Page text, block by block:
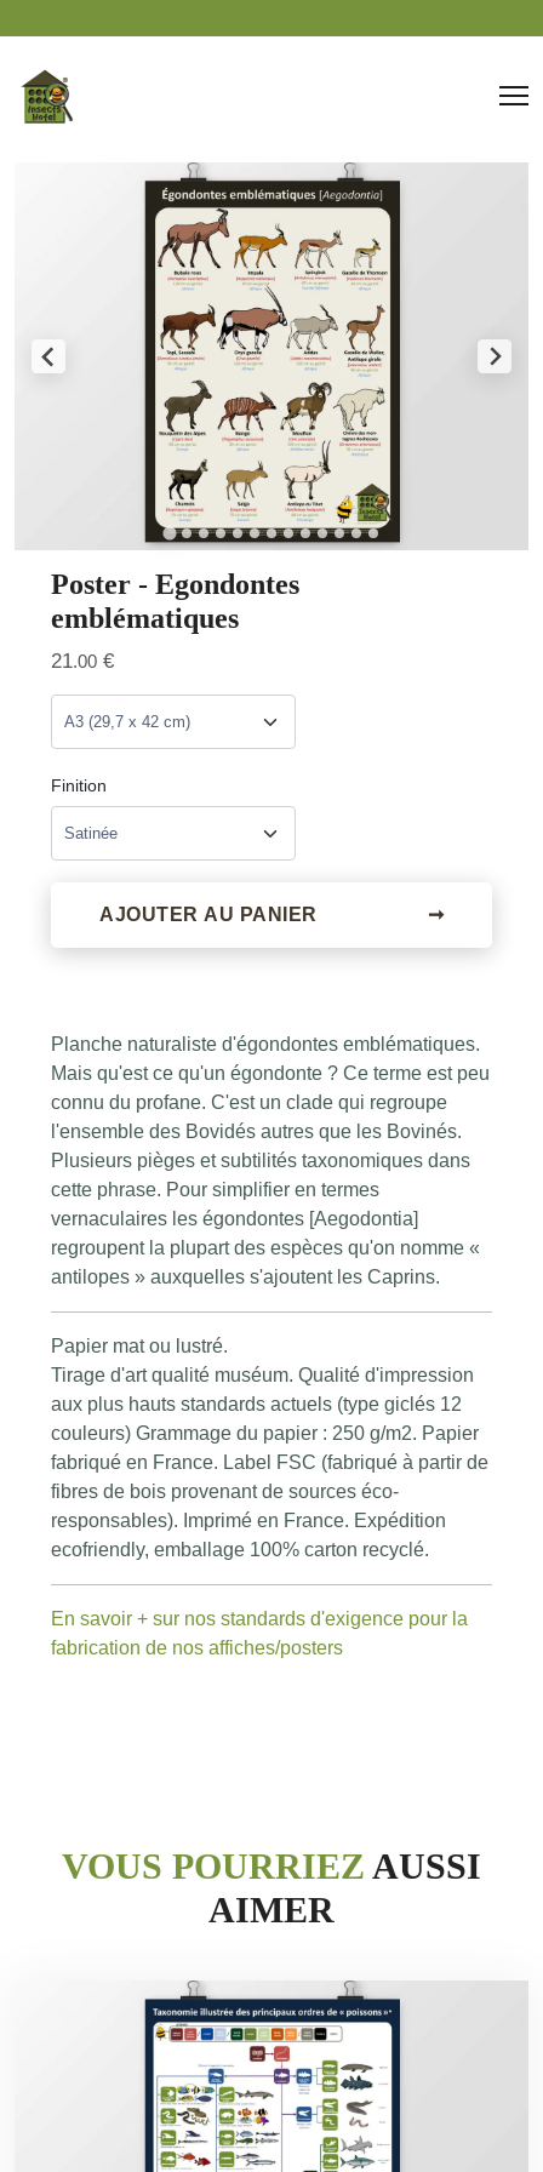
Poster - Egondontes
emblématiques
21.00 €
Finition
AJOUTER AU PANIER ➞
Planche naturaliste d'égondontes emblématiques.
Mais qu'est ce qu'un égondonte ? Ce terme est peu
connu du profane. C'est un clade qui regroupe
l'ensemble des Bovidés autres que les Bovinés.
Plusieurs pièges et subtilités taxonomiques dans
cette phrase. Pour simplifier en termes
vernaculaires les égondontes [Aegodontia]
regroupent la plupart des espèces qu'on nomme «
antilopes » auxquelles s'ajoutent les Caprins.
Papier mat ou lustré.
Tirage d'art qualité muséum. Qualité d'impression
aux plus hauts standards actuels (type giclés 12
couleurs) Grammage du papier : 250 g/m2. Papier
fabriqué en France. Label FSC (fabriqué à partir de
fibres de bois provenant de sources éco-
responsables). Imprimé en France. Expédition
ecofriendly, emballage 100% carton recyclé.
En savoir + sur nos standards d'exigence pour la
fabrication de nos affiches/posters
VOUS POURRIEZ AUSSI
AIMER